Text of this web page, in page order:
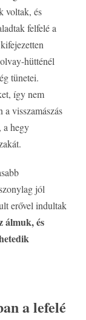
voltak, és
felfelé a
hütténél
tünetei.
így nem
visszamászás
a hegy
jól
erővel indultak
álmuk, és
a lefelé